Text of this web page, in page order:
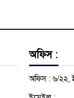
অফিস :
অফিস : ৬/২২,